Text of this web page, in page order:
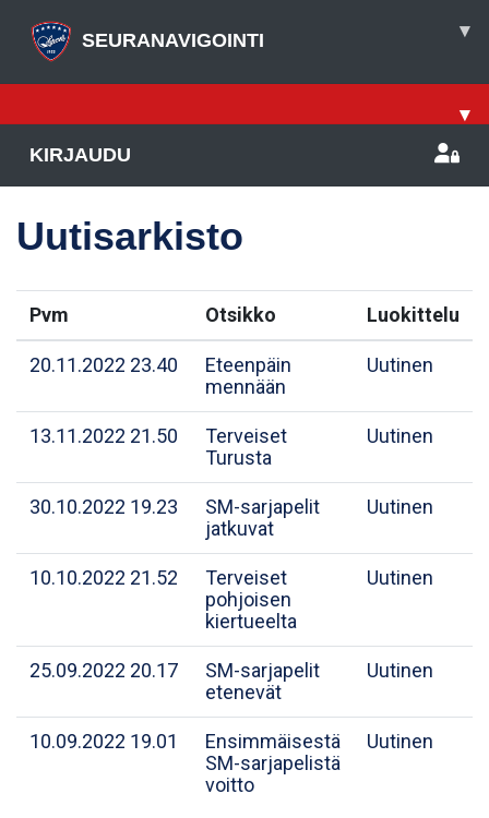
SEURANAVIGOINTI ▾
▾
KIRJAUDU
Uutisarkisto
Pvm Otsikko Luokittelu
20.11.2022 23.40
Eteenpäin
mennään
Uutinen
13.11.2022 21.50
Terveiset
Turusta
Uutinen
30.10.2022 19.23
SM-sarjapelit
jatkuvat
Uutinen
10.10.2022 21.52
Terveiset
pohjoisen
kiertueelta
Uutinen
25.09.2022 20.17
SM-sarjapelit
etenevät
Uutinen
10.09.2022 19.01
Ensimmäisestä
SM-sarjapelistä
voitto
Uutinen